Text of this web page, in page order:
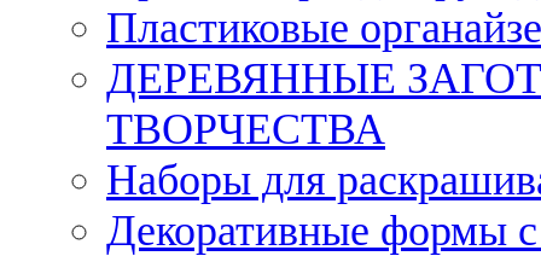
Пластиковые
ДЕРЕВЯННЫЕ
ТВОРЧЕСТВА
Наборы для
Декоративные формы с